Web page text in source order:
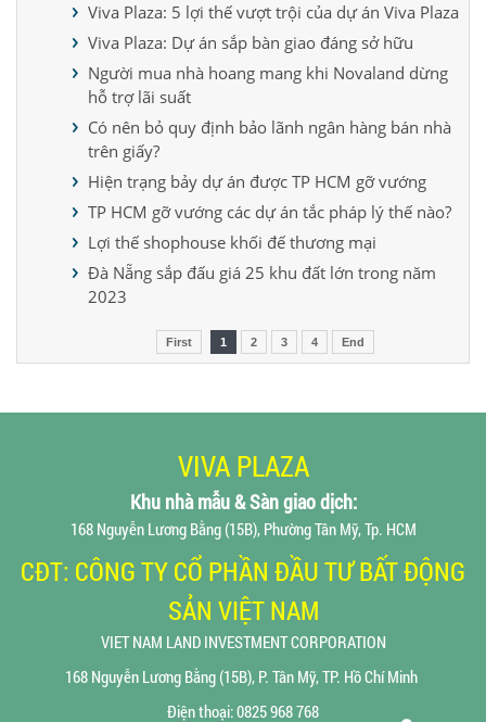
Viva Plaza: 5 lợi thế vượt trội của dự án Viva Plaza
Viva Plaza: Dự án sắp bàn giao đáng sở hữu
Người mua nhà hoang mang khi Novaland dừng
hỗ trợ lãi suất
Có nên bỏ quy định bảo lãnh ngân hàng bán nhà
trên giấy?
Hiện trạng bảy dự án được TP HCM gỡ vướng
TP HCM gỡ vướng các dự án tắc pháp lý thế nào?
Lợi thế shophouse khối đế thương mại
Đà Nẵng sắp đấu giá 25 khu đất lớn trong năm
2023
First 1 2 3 4 End
VIVA PLAZA
Khu nhà mẫu & Sàn giao dịch:
168 Nguyễn Lương Bằng (15B), Phường Tân Mỹ, Tp. HCM
CĐT: CÔNG TY CỔ PHẦN ĐẦU TƯ BẤT ĐỘNG
SẢN VIỆT NAM
VIET NAM LAND INVESTMENT CORPORATION
168 Nguyễn Lương Bằng (15B), P. Tân Mỹ, TP. Hồ Chí Minh
Điện thoại: 0825 968 768